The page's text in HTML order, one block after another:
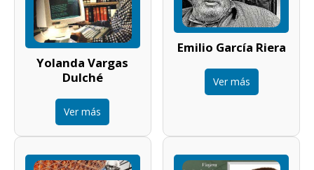
Yolanda Vargas
Dulché
Ver más
Emilio García Riera
Ver más